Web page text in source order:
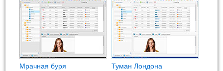
Мрачная буря Туман Лондона